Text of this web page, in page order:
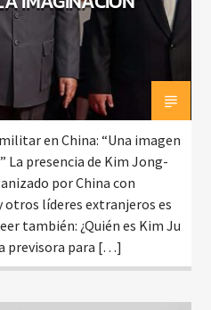
en China: “Una imagen
La presencia de Kim Jong-
por China con
líderes extranjeros es
también: ¿Quién es Kim Ju
previsora ​​para […]